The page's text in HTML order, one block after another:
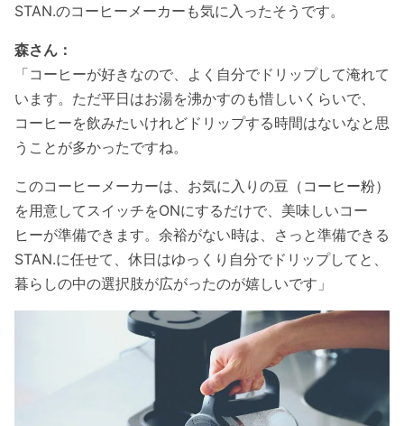
STAN.のコーヒーメーカーも気に入ったそうです。
森さん：
「コーヒーが好きなので、よく自分でドリップして淹れて
います。ただ平日はお湯を沸かすのも惜しいくらいで、
コーヒーを飲みたいけれどドリップする時間はないなと思
うことが多かったですね。
このコーヒーメーカーは、お気に入りの豆（コーヒー粉）
を用意してスイッチをONにするだけで、美味しいコー
ヒーが準備できます。余裕がない時は、さっと準備できる
STAN.に任せて、休日はゆっくり自分でドリップしてと、
暮らしの中の選択肢が広がったのが嬉しいです」